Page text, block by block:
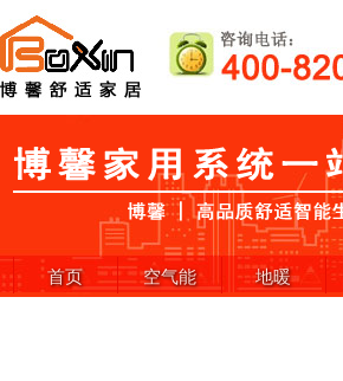
首页 空气能 地暖